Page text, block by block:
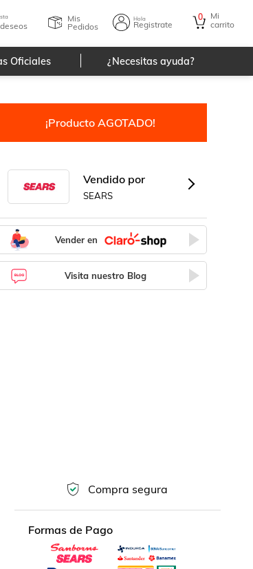
Mis
Pedidos
Hola
Registrate
0
Mi
carrito
Oficiales ¿Necesitas ayuda?
¡Producto AGOTADO!
Vendido por
SEARS
Vender en
Visita nuestro Blog
Compra segura
Formas de Pago